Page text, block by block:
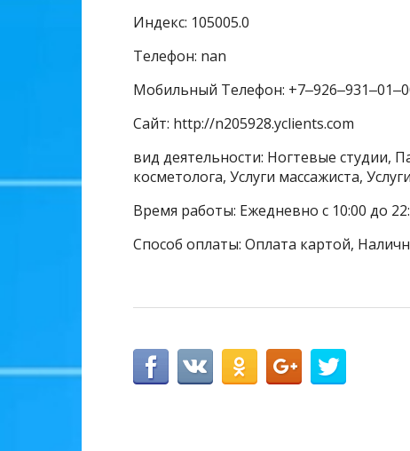
Индекс: 105005.0
Телефон: nan
Мобильный Телефон:
Сайт: http://n205928.yclients.com
вид деятельности: Ногтевые студии,
косметолога, Услуги массажиста,
Время работы: Ежедневно с 10:00 до
Способ оплаты: Оплата картой,